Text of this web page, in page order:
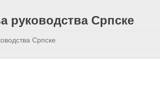
руководства Српске
Српске